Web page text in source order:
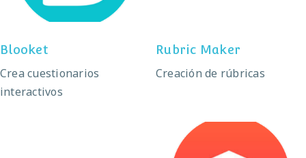
Blooket
Crea cuestionarios
interactivos
Rubric Maker
Creación de rúbricas